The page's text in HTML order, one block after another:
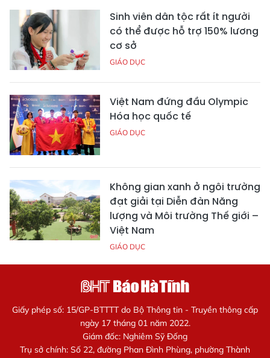
Sinh viên dân tộc rất ít người
có thể được hỗ trợ 150% lương
cơ sở
GIÁO DỤC
Việt Nam đứng đầu Olympic
Hóa học quốc tế
GIÁO DỤC
Không gian xanh ở ngôi trường
đạt giải tại Diễn đàn Năng
lượng và Môi trường Thế giới –
Việt Nam
GIÁO DỤC
Giấy phép số: 15/GP-BTTTT do Bộ Thông tin - Truyền thông cấp
ngày 17 tháng 01 năm 2022.
Giám đốc: Nghiêm Sỹ Đống
Trụ sở chính: Số 22, đường Phan Đình Phùng, phường Thành